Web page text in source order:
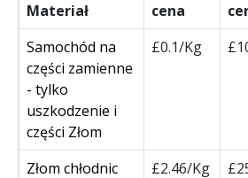
Materiał
cena
Samochód na
części zamienne
- tylko
uszkodzenie i
części Złom
£0.1/Kg
Złom chłodnic
£2.46/Kg